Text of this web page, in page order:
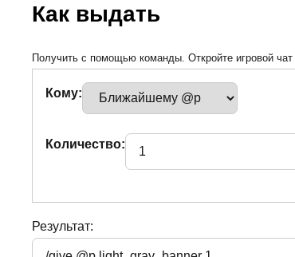
Как выдать
Получить с помощью команды. Откройте игровой
Кому:
Количество:
Результат: